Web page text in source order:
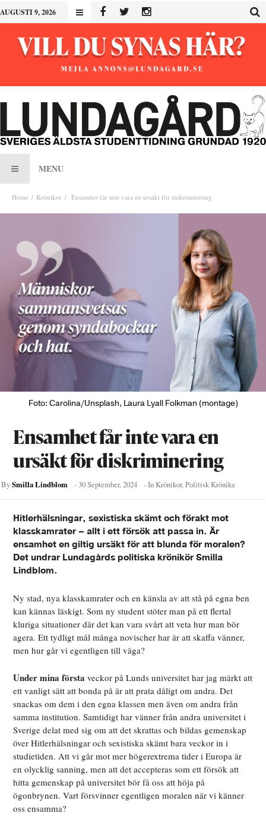
AUGUSTI 9, 2026
MENU
Home Krönikor Ensamhet får inte vara en ursäkt för diskriminering
Foto: Carolina/Unsplash, Laura Lyall Folkman (montage)
Ensamhet får inte vara en
ursäkt för diskriminering
BySmilla Lindblom -30 September, 2024 - In Krönikor,Politisk Krönika
Hitlerhälsningar, sexistiska skämt och förakt mot
klasskamrater – allt i ett försök att passa in. Är
ensamhet en giltig ursäkt för att blunda för moralen?
Det undrar Lundagårds politiska krönikör Smilla
Lindblom.
Ny stad, nya klasskamrater och en känsla av att stå på egna ben
kan kännas läskigt. Som ny student stöter man på ett flertal
kluriga situationer där det kan vara svårt att veta hur man bör
agera. Ett tydligt mål många novischer har är att skaffa vänner,
men hur går vi egentligen till väga?
Under mina första veckor på Lunds universitet har jag märkt att
ett vanligt sätt att bonda på är att prata dåligt om andra. Det
snackas om dem i den egna klassen men även om andra från
samma institution. Samtidigt har vänner från andra universitet i
Sverige delat med sig om att det skrattas och bildas gemenskap
över Hitlerhälsningar och sexistiska skämt bara veckor in i
studietiden. Att vi går mot mer högerextrema tider i Europa är
en olycklig sanning, men att det accepteras som ett försök att
hitta gemenskap på universitet bör få oss att höja på
ögonbrynen. Vart försvinner egentligen moralen när vi känner
oss ensamma?